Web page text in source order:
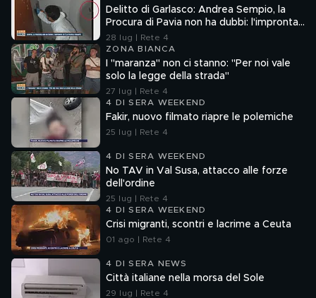
Delitto di Garlasco: Andrea Sempio, la
Procura di Pavia non ha dubbi: l'impronta
33 è la pistola fumante
28 lug | Rete 4
ZONA BIANCA
I "maranza" non ci stanno: "Per noi vale
solo la legge della strada"
27 lug | Rete 4
4 DI SERA WEEKEND
Fakir, nuovo filmato riapre le polemiche
25 lug | Rete 4
4 DI SERA WEEKEND
No TAV in Val Susa, attacco alle forze
dell'ordine
25 lug | Rete 4
4 DI SERA WEEKEND
Crisi migranti, scontri e lacrime a Ceuta
01 ago | Rete 4
4 DI SERA NEWS
Città italiane nella morsa del Sole
29 lug | Rete 4